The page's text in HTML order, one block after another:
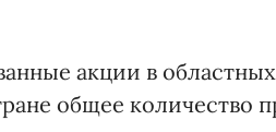
акции в
общее количество